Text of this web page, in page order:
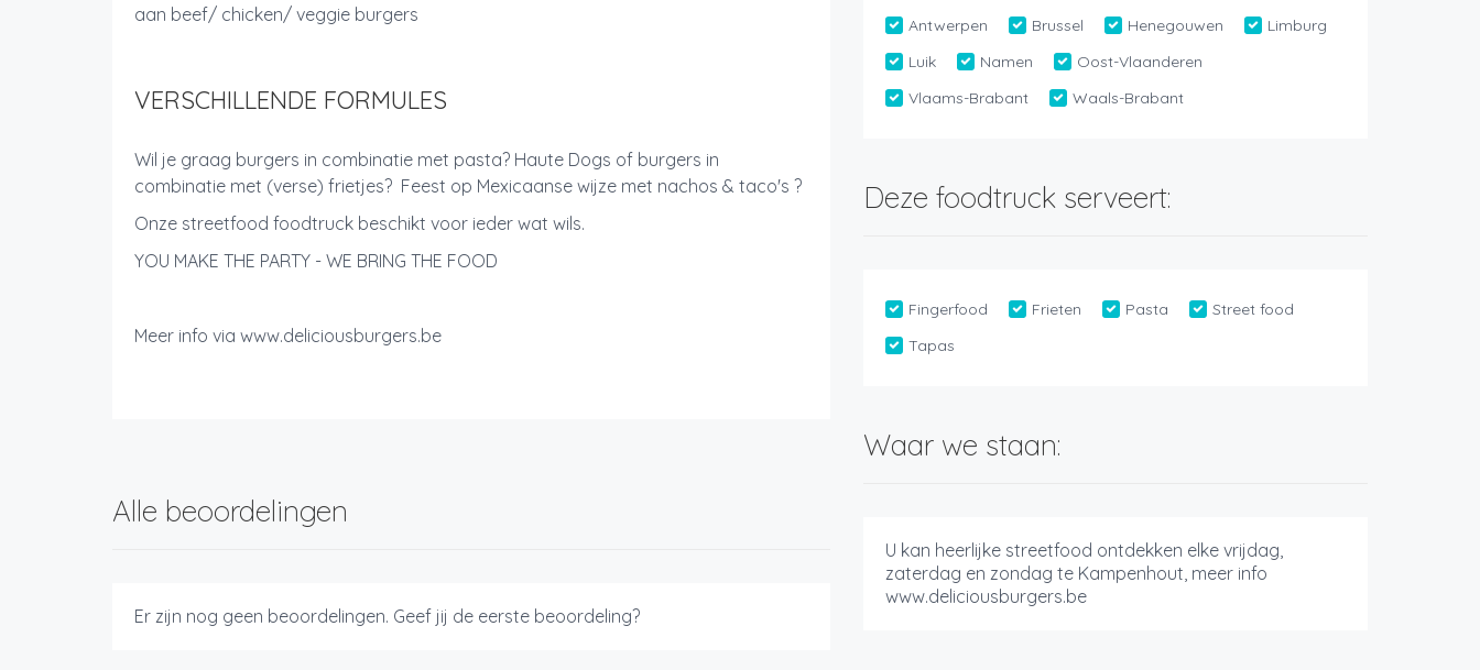
aan beef/ chicken/ veggie burgers
VERSCHILLENDE FORMULES
Wil je graag burgers in combinatie met pasta? Haute Dogs of burgers in
combinatie met (verse) frietjes? Feest op Mexicaanse wijze met nachos & taco's ?
Onze streetfood foodtruck beschikt voor ieder wat wils.
YOU MAKE THE PARTY - WE BRING THE FOOD
Meer info via www.deliciousburgers.be
Alle beoordelingen
Er zijn nog geen beoordelingen. Geef jij de eerste beoordeling?
Antwerpen Brussel Henegouwen
Limburg
Luik
Namen
Oost-Vlaanderen
Vlaams-Brabant
Waals-Brabant
Deze foodtruck serveert:
Fingerfood Frieten Pasta
Street food
Tapas
Waar we staan:
U kan heerlijke streetfood ontdekken elke vrijdag,
zaterdag en zondag te Kampenhout, meer info
www.deliciousburgers.be